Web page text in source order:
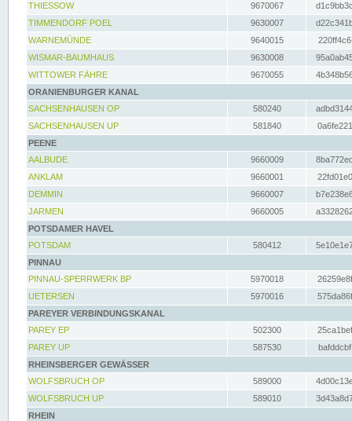
THIESSOW
9670067
TIMMENDORF POEL
9630007
WARNEMÜNDE
9640015
WISMAR-BAUMHAUS
9630008
WITTOWER FÄHRE
9670055
ORANIENBURGER KANAL
SACHSENHAUSEN OP
580240
SACHSENHAUSEN UP
581840
PEENE
AALBUDE
9660009
ANKLAM
9660001
DEMMIN
9660007
JARMEN
9660005
POTSDAMER HAVEL
POTSDAM
580412
PINNAU
PINNAU-SPERRWERK BP
5970018
UETERSEN
5970016
PAREYER VERBINDUNGSKANAL
PAREY EP
502300
PAREY UP
587530
RHEINSBERGER GEWÄSSER
WOLFSBRUCH OP
589000
WOLFSBRUCH UP
589010
RHEIN